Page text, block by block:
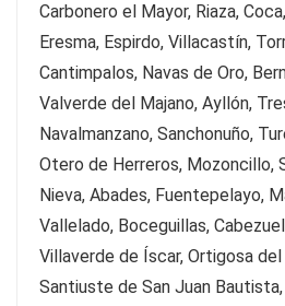
Carbonero el Mayor, Riaza,
Eresma, Espirdo, Villacastín,
Cantimpalos, Navas de Oro,
Valverde del Majano, Ayllón,
Navalmanzano, Sanchonuño,
Otero de Herreros, Mozoncillo,
Nieva, Abades, Fuentepelayo,
Vallelado, Boceguillas,
Villaverde de Íscar, Ortigosa
Santiuste de San Juan Bautista,